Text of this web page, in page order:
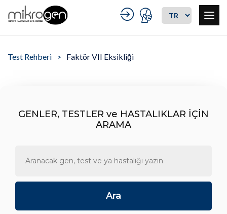
Test Rehberi Faktör VII Eksikliği
GENLER, TESTLER ve HASTALIKLAR İÇİN
ARAMA